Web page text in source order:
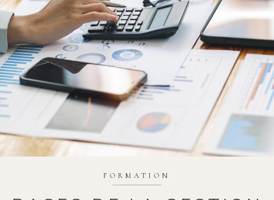
FORMATION